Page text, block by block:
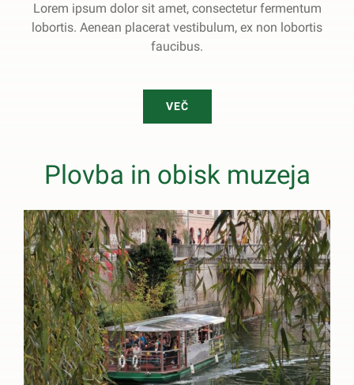
Lorem ipsum dolor sit amet, consectetur fermentum
lobortis. Aenean placerat vestibulum, ex non lobortis
faucibus.
VEČ
Plovba in obisk muzeja